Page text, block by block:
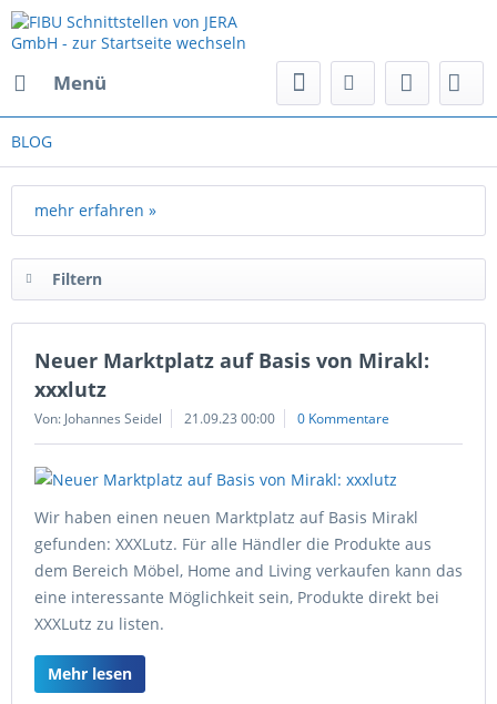
Menü
BLOG
mehr erfahren »
Filtern
Neuer Marktplatz auf Basis von Mirakl:
xxxlutz
Von: Johannes Seidel 21.09.23 00:00 0 Kommentare
Wir haben einen neuen Marktplatz auf Basis Mirakl
gefunden: XXXLutz. Für alle Händler die Produkte aus
dem Bereich Möbel, Home and Living verkaufen kann das
eine interessante Möglichkeit sein, Produkte direkt bei
XXXLutz zu listen.
Mehr lesen